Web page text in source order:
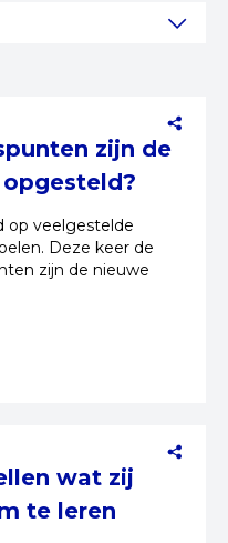
zijn de
op veelgestelde
Deze keer de
zijn de nieuwe
wat zij
te leren